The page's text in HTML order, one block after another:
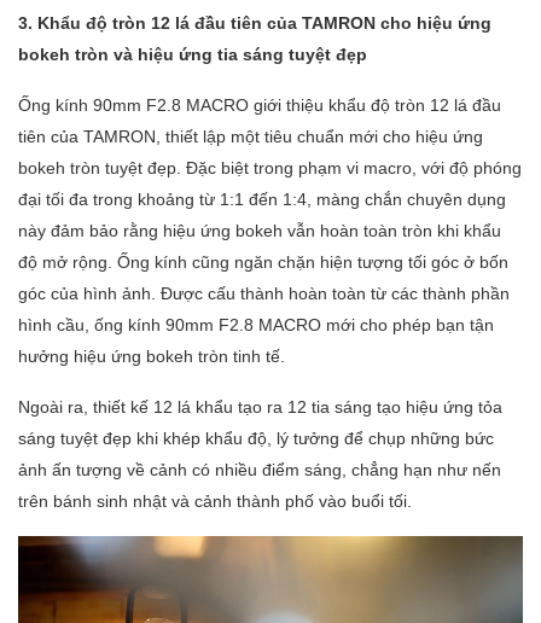
3. Khẩu độ tròn 12 lá đầu tiên của TAMRON cho hiệu ứng
bokeh tròn và hiệu ứng tia sáng tuyệt đẹp
Ống kính 90mm F2.8 MACRO giới thiệu khẩu độ tròn 12 lá đầu
tiên của TAMRON, thiết lập một tiêu chuẩn mới cho hiệu ứng
bokeh tròn tuyệt đẹp. Đặc biệt trong phạm vi macro, với độ phóng
đại tối đa trong khoảng từ 1:1 đến 1:4, màng chắn chuyên dụng
này đảm bảo rằng hiệu ứng bokeh vẫn hoàn toàn tròn khi khẩu
độ mở rộng. Ống kính cũng ngăn chặn hiện tượng tối góc ở bốn
góc của hình ảnh. Được cấu thành hoàn toàn từ các thành phần
hình cầu, ống kính 90mm F2.8 MACRO mới cho phép bạn tận
hưởng hiệu ứng bokeh tròn tinh tế.
Ngoài ra, thiết kế 12 lá khẩu tạo ra 12 tia sáng tạo hiệu ứng tỏa
sáng tuyệt đẹp khi khép khẩu độ, lý tưởng để chụp những bức
ảnh ấn tượng về cảnh có nhiều điểm sáng, chẳng hạn như nến
trên bánh sinh nhật và cảnh thành phố vào buổi tối.